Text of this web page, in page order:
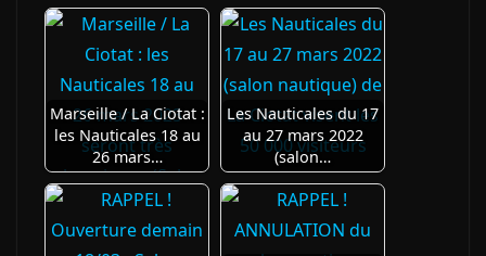
Marseille / La Ciotat :
les Nauticales 18 au
26 mars…
Les Nauticales du 17
au 27 mars 2022
(salon…